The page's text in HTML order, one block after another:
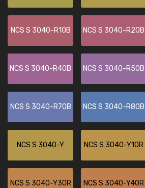
NCS S 3040-R10B NCS S 3040-R20B
NCS S 3040-R40B NCS S 3040-R50B
NCS S 3040-R70B NCS S 3040-R80B
NCS S 3040-Y NCS S 3040-Y10R
NCS S 3040-Y30R NCS S 3040-Y40R